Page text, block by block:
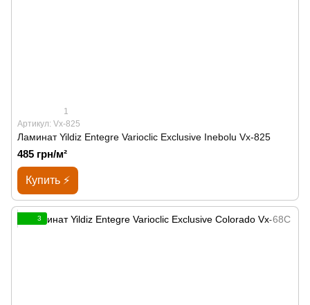
1
Артикул: Vx-825
Ламинат Yildiz Entegre Varioclic Exclusive Inebolu Vx-825
485 грн/м²
Купить ⚡
3